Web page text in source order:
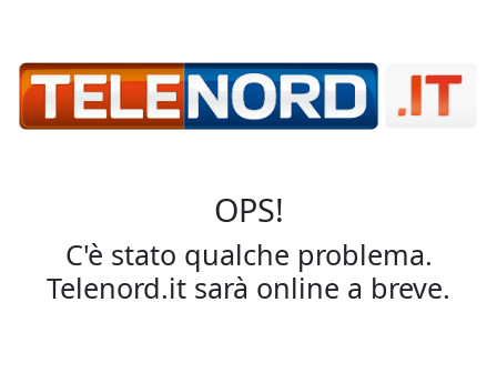
OPS!
C'è stato qualche problema.
Telenord.it sarà online a breve.